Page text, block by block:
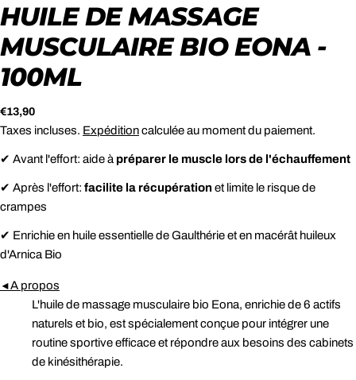
HUILE DE MASSAGE
MUSCULAIRE BIO EONA -
100ML
Prix
€13,90
Taxes incluses. Expéditioncalculée au moment du paiement.
✔ Avant l'effort: aide à préparer le muscle lors de l'échauffement
✔ Après l'effort: facilite la récupérationet limite le risque de
crampes
✔ Enrichie en huile essentielle de Gaulthérie et en macérât huileux
d'Arnica Bio
◄A propos
L'huile de massage musculaire bio Eona, enrichie de 6 actifs
naturels et bio, est spécialement conçue pour intégrer une
routine sportive efficace et répondre aux besoins des cabinets
de kinésithérapie.